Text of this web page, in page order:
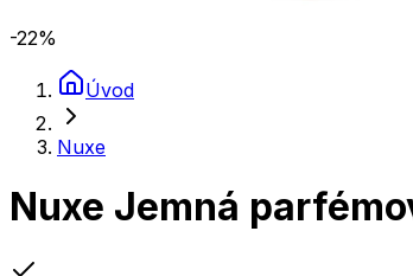
-22%
Úvod
Nuxe
Nuxe Jemná